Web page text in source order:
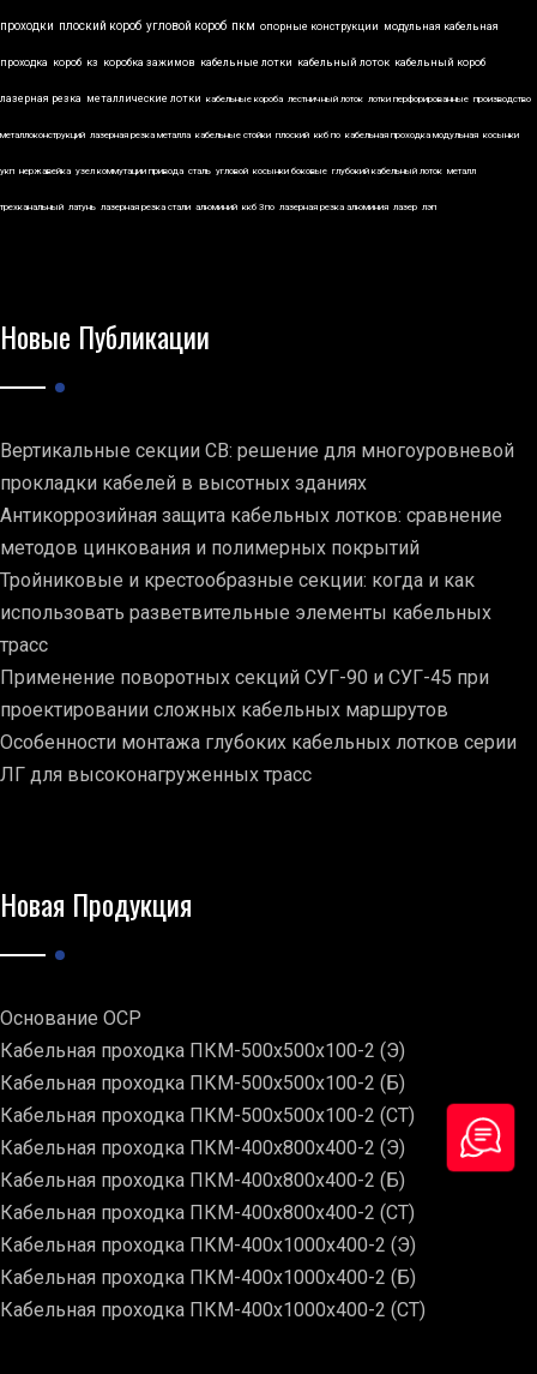
проходки плоский короб угловой короб пкм опорные конструкции модульная кабельная
проходка короб кз коробка зажимов кабельные лотки кабельный лоток кабельный короб
лазерная резка металлические лотки кабельные короба лестничный лоток лотки перфорированные производство
металлоконструкций лазерная резка металла кабельные стойки плоский ккб по кабельная проходка модульная косынки
укп нержавейка узел коммутации привода сталь угловой косынки боковые глубокий кабельный лоток металл
трехканальный латунь лазерная резка стали алюминий ккб 3по лазерная резка алюминия лазер лэп
Новые Публикации
Вертикальные секции СВ: решение для многоуровневой
прокладки кабелей в высотных зданиях
Антикоррозийная защита кабельных лотков: сравнение
методов цинкования и полимерных покрытий
Тройниковые и крестообразные секции: когда и как
использовать разветвительные элементы кабельных
трасс
Применение поворотных секций СУГ-90 и СУГ-45 при
проектировании сложных кабельных маршрутов
Особенности монтажа глубоких кабельных лотков серии
ЛГ для высоконагруженных трасс
Новая Продукция
Основание ОСР
Кабельная проходка ПКМ-500х500х100-2 (Э)
Кабельная проходка ПКМ-500х500х100-2 (Б)
Кабельная проходка ПКМ-500х500х100-2 (СТ)
Кабельная проходка ПКМ-400х800х400-2 (Э)
Кабельная проходка ПКМ-400х800х400-2 (Б)
Кабельная проходка ПКМ-400х800х400-2 (СТ)
Кабельная проходка ПКМ-400х1000х400-2 (Э)
Кабельная проходка ПКМ-400х1000х400-2 (Б)
Кабельная проходка ПКМ-400х1000х400-2 (СТ)